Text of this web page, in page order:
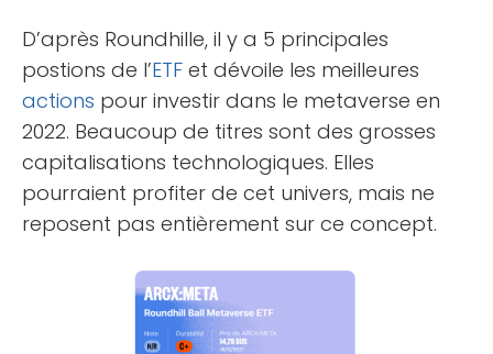
D’après Roundhille, il y a 5 principales
postions de l’ETF et dévoile les meilleures
actions pour investir dans le metaverse en
2022. Beaucoup de titres sont des grosses
capitalisations technologiques. Elles
pourraient profiter de cet univers, mais ne
reposent pas entièrement sur ce concept.